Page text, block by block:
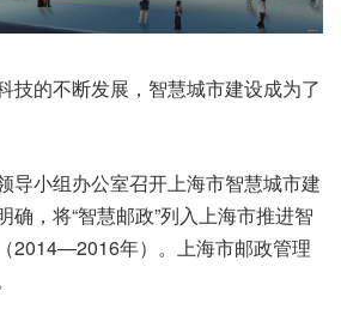
技的不断发展，智慧城市建设成为了
导小组办公室召开上海市智慧城市建
确，将“智慧邮政”列入上海市推进智
2014—2016年）。上海市邮政管理